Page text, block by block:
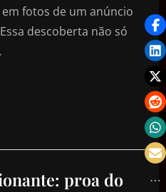
fotos de um anúncio
descoberta não só
proa do